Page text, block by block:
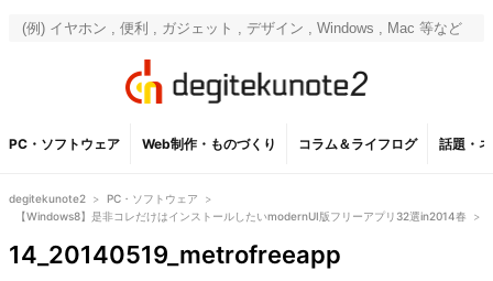
PC・ソフトウェア Web制作・ものづくり コラム＆ライフログ 話題・
degitekunote2 > PC・ソフトウェア
>
【Windows8】是非コレだけはインストールしたいmodernUI版フリーアプリ32選in2014春
>
14_20140519_metrofreeapp